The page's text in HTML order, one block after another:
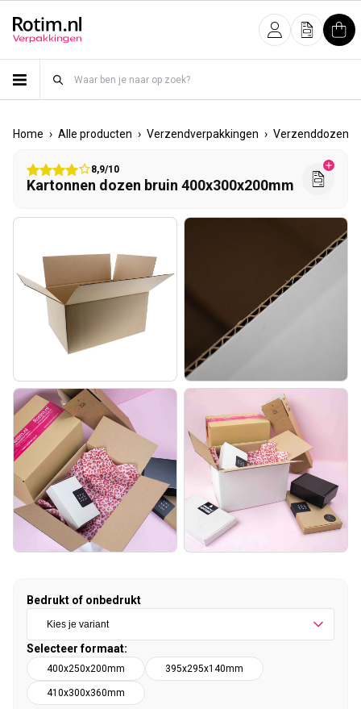
InloggenOfferte
Home › Alle producten › Verzendverpakkingen › Verzenddozen
8,9/10
Kartonnen dozen bruin 400x300x200mm
Bedrukt of onbedrukt
Selecteer formaat:
400x250x200mm 395x295x140mm
410x300x360mm